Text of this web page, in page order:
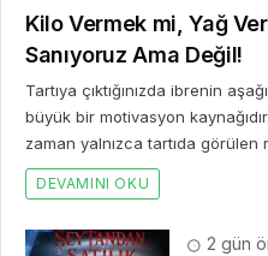
Kilo Vermek mi, Yağ
Sanıyoruz Ama Değil!
Tartıya çıktığınızda ibrenin
büyük bir motivasyon
zaman yalnızca tartıda görülen
DEVAMINI OKU
2 gün